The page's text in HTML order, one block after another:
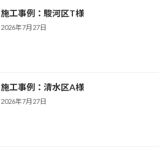
施工事例：駿河区T様
2026年7月27日
施工事例：清水区A様
2026年7月27日